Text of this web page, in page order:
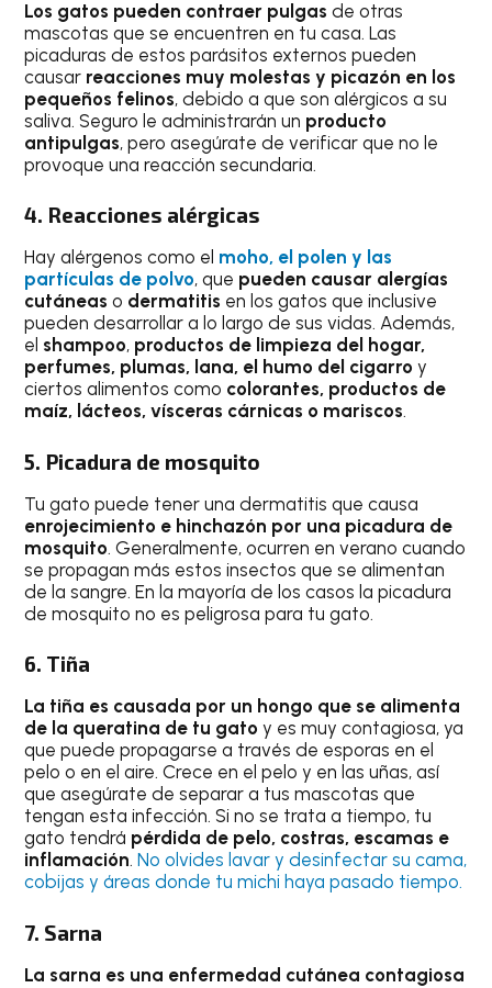
Los gatos pueden contraer pulgasde otras
mascotas que se encuentren en tu casa. Las
picaduras de estos parásitos externos pueden
causar reacciones muy molestas y picazón en los
pequeños felinos, debido a que son alérgicos a su
saliva. Seguro le administrarán un producto
antipulgas, pero asegúrate de verificar que no le
provoque una reacción secundaria.
4. Reacciones alérgicas
Hay alérgenos como el moho, el polen y las
partículas de polvo, que pueden causar alergías
cutáneaso dermatitis en los gatos que inclusive
pueden desarrollar a lo largo de sus vidas. Además,
el shampoo, productos de limpieza del hogar,
perfumes, plumas, lana, el humo del cigarroy
ciertos alimentos como colorantes, productos de
maíz, lácteos, vísceras cárnicas o mariscos.
5. Picadura de mosquito
Tu gato puede tener una dermatitis que causa
enrojecimiento e hinchazón por una picadura de
mosquito. Generalmente, ocurren en verano cuando
se propagan más estos insectos que se alimentan
de la sangre. En la mayoría de los casos la picadura
de mosquito no es peligrosa para tu gato.
6. Tiña
La tiña es causada por un hongo que se alimenta
de la queratina de tu gatoy es muy contagiosa, ya
que puede propagarse a través de esporas en el
pelo o en el aire. Crece en el pelo y en las uñas, así
que asegúrate de separar a tus mascotas que
tengan esta infección. Si no se trata a tiempo, tu
gato tendrá pérdida de pelo, costras, escamas e
inflamación.No olvides lavar y desinfectar su cama,
cobijas y áreas donde tu michi haya pasado tiempo.
7. Sarna
La sarna es una enfermedad cutánea contagiosa